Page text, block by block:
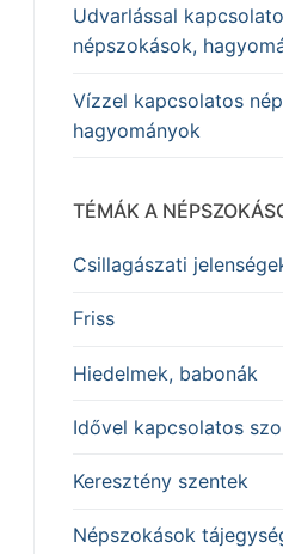
Udvarlással
népszokások,
Vízzel kapcsolatos
hagyományok
TÉMÁK A
Csillagászati
Friss
Hiedelmek, babonák
Idővel kapcsolatos
Keresztény szentek
Népszokások